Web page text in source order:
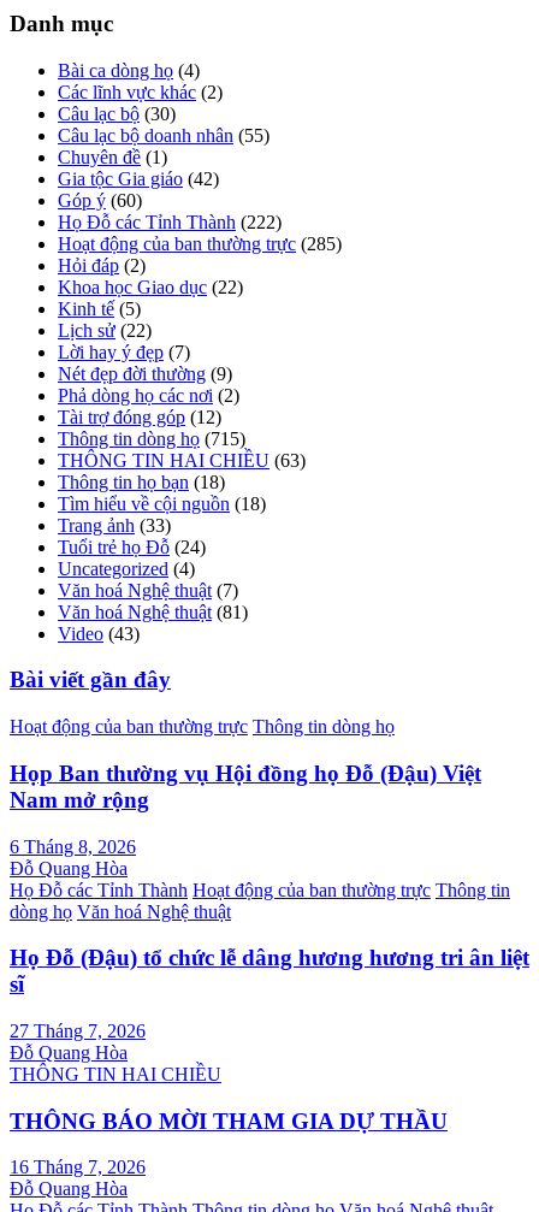
Danh mục
Bài ca dòng họ (4)
Các lĩnh vực khác (2)
Câu lạc bộ (30)
Câu lạc bộ doanh nhân (55)
Chuyên đề (1)
Gia tộc Gia giáo (42)
Góp ý (60)
Họ Đỗ các Tỉnh Thành (222)
Hoạt động của ban thường trực (285)
Hỏi đáp (2)
Khoa học Giao dục (22)
Kinh tế (5)
Lịch sử (22)
Lời hay ý đẹp (7)
Nét đẹp đời thường (9)
Phả dòng họ các nơi (2)
Tài trợ đóng góp (12)
Thông tin dòng họ (715)
THÔNG TIN HAI CHIỀU (63)
Thông tin họ bạn (18)
Tìm hiểu về cội nguồn (18)
Trang ảnh (33)
Tuổi trẻ họ Đỗ (24)
Uncategorized (4)
Văn hoá Nghệ thuật (7)
Văn hoá Nghệ thuật (81)
Video (43)
Bài viết gần đây
Hoạt động của ban thường trực Thông tin dòng họ
Họp Ban thường vụ Hội đồng họ Đỗ (Đậu) Việt
Nam mở rộng
6 Tháng 8, 2026
Đỗ Quang Hòa
Họ Đỗ các Tỉnh Thành Hoạt động của ban thường trực Thông tin
dòng họ Văn hoá Nghệ thuật
Họ Đỗ (Đậu) tổ chức lễ dâng hương hương tri ân liệt
sĩ
27 Tháng 7, 2026
Đỗ Quang Hòa
THÔNG TIN HAI CHIỀU
THÔNG BÁO MỜI THAM GIA DỰ THẦU
16 Tháng 7, 2026
Đỗ Quang Hòa